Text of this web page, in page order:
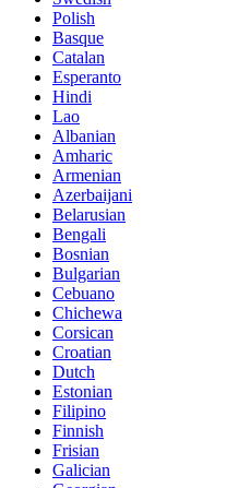
Polish
Basque
Catalan
Esperanto
Hindi
Lao
Albanian
Amharic
Armenian
Azerbaijani
Belarusian
Bengali
Bosnian
Bulgarian
Cebuano
Chichewa
Corsican
Croatian
Dutch
Estonian
Filipino
Finnish
Frisian
Galician